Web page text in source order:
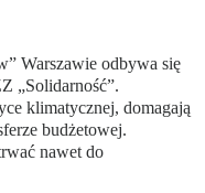
Warszawie odbywa się
„Solidarność”.
klimatycznej, domagają
budżetowej.
nawet do